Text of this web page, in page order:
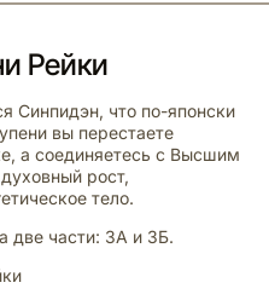
Рейки
Синпидэн, что по-японски
вы перестаете
а соединяетесь с Высшим
рост,
тело.
две части: 3А и 3Б.